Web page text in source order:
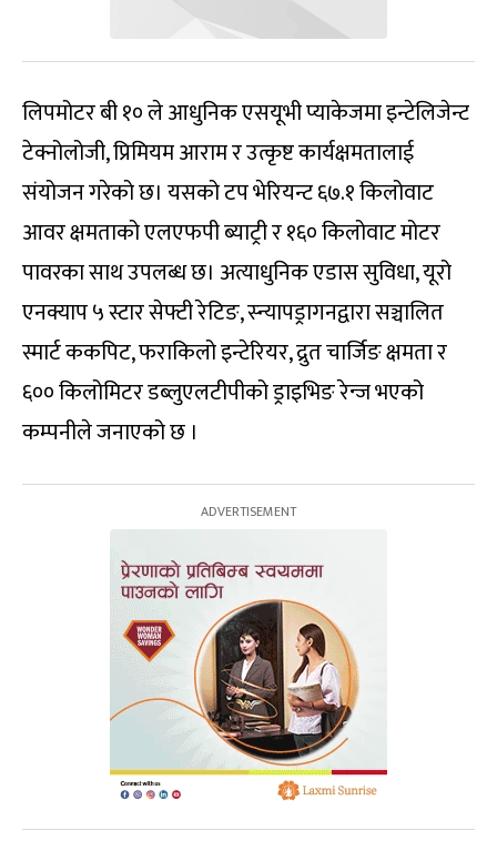
लिपमोटर बी १० ले आधुनिक एसयूभी प्याकेजमा इन्टेलिजेन्ट
टेक्नोलोजी, प्रिमियम आराम र उत्कृष्ट कार्यक्षमतालाई
संयोजन गरेको छ। यसको टप भेरियन्ट ६७.१ किलोवाट
आवर क्षमताको एलएफपी ब्याट्री र १६० किलोवाट मोटर
पावरका साथ उपलब्ध छ। अत्याधुनिक एडास सुविधा, यूरो
एनक्याप ५ स्टार सेफ्टी रेटिङ, स्न्यापड्रागनद्वारा सञ्चालित
स्मार्ट ककपिट, फराकिलो इन्टेरियर, द्रुत चार्जिङ क्षमता र
६०० किलोमिटर डब्लुएलटीपीको ड्राइभिङ रेन्ज भएको
कम्पनीले जनाएको छ ।